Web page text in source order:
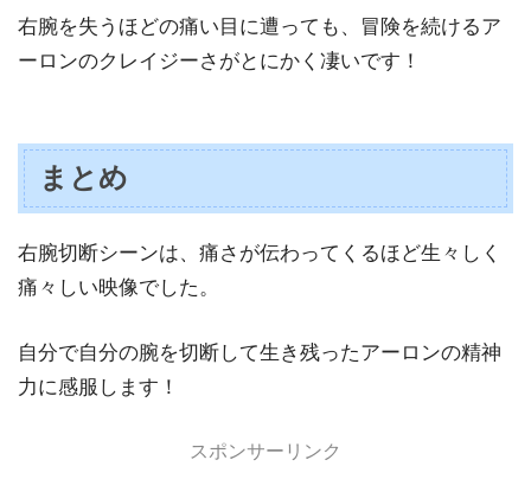
右腕を失うほどの痛い目に遭っても、冒険を続けるア
ーロンのクレイジーさがとにかく凄いです！
まとめ
右腕切断シーンは、痛さが伝わってくるほど生々しく
痛々しい映像でした。
自分で自分の腕を切断して生き残ったアーロンの精神
力に感服します！
スポンサーリンク